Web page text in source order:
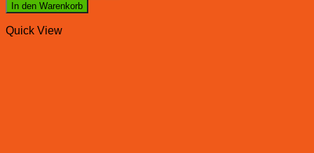
In den Warenkorb
Quick View